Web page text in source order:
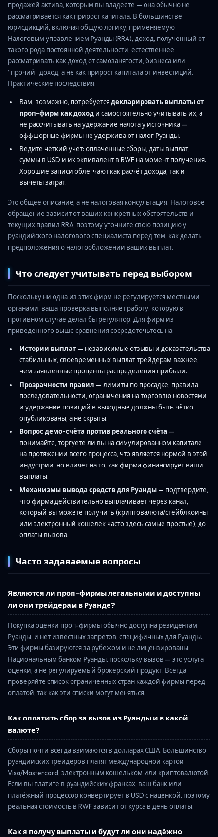
продажей актива, которым вы владеете — она обычно не
рассматривается как прирост капитала. В большинстве
юрисдикций, включая общую логику, применяемую
Налоговым управлением Руанды (RRA), доход, полученный от
такого рода постоянной деятельности, естественнее
рассматривать как доход от самозанятости, бизнеса или
“прочий” доход, а не как прирост капитала от инвестиций.
Практические последствия:
Вам, возможно, потребуетсядекларировать выплаты от
проп-фирм как доходи самостоятельно учитывать их, а
не рассчитывать на удержание налога у источника —
оффшорные фирмы не удерживают налог Руанды.
Ведите чёткий учёт: оплаченные сборы, даты выплат,
суммы в USD и их эквивалент в RWF на момент получения.
Хорошие записи облегчают как расчёт дохода, так и
вычеты затрат.
Это общее описание, а не налоговая консультация. Налоговое
обращение зависит от ваших конкретных обстоятельств и
текущих правил RRA, поэтому уточните свою позицию у
руандийского налогового специалиста перед тем, как делать
предположения о налогообложении ваших выплат.
Что следует учитывать перед выбором
Поскольку ни одна из этих фирм не регулируется местными
органами, ваша проверка выполняет работу, которую в
противном случае делал бы регулятор. Для фирм из
приведённого выше сравнения сосредоточьтесь на:
Истории выплат— независимые отзывы и доказательства
стабильных, своевременных выплат трейдерам важнее,
чем заявленные проценты распределения прибыли.
Прозрачности правил — лимиты по просадке, правила
последовательности, ограничения на торговлю новостями
и удержание позиций в выходные должны быть чётко
опубликованы, а не скрыты.
Вопрос демо-счёта против реального счёта —
понимайте, торгуете ли вы на симулированном капитале
на протяжении всего процесса, что является нормой в этой
индустрии, но влияет на то, как фирма финансирует ваши
выплаты.
Механизмы вывода средств для Руанды— подтвердите,
что фирма действительно выплачивает через канал,
который вы можете получить (криптовалюта/стейблкоины
или электронный кошелёк часто здесь самые простые), до
оплаты вызова.
Часто задаваемые вопросы
Являются ли проп-фирмы легальными и доступны
ли они трейдерам в Руанде?
Покупка оценки проп-фирмы обычно доступна резидентам
Руанды, и нет известных запретов, специфичных для Руанды.
Эти фирмы базируются за рубежом и не лицензированы
Национальным банком Руанды, поскольку вызов — это услуга
оценки, а не регулируемый брокерский продукт. Всегда
проверяйте список ограниченных стран каждой фирмы перед
оплатой, так как эти списки могут меняться.
Как оплатить сбор за вызов из Руанды и в какой
валюте?
Сборы почти всегда взимаются в долларах США. Большинство
руандийских трейдеров платят международной картой
Visa/Mastercard, электронным кошельком или криптовалютой.
Если вы платите в руандийских франках, ваш банк или
платёжный процессор конвертирует в USD с наценкой, поэтому
реальная стоимость в RWF зависит от курса в день оплаты.
Как я получу выплаты и будут ли они надёжно